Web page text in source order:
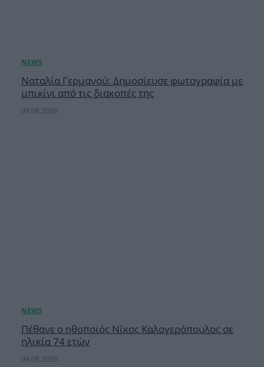
Ναταλία Γερμανού: Δημοσίευσε φωτογραφία με
μπικίνι από τις διακοπές της
09.08.2026
Πέθανε ο ηθοποιός Νίκος Καλογερόπουλος σε
ηλικία 74 ετών
09.08.2026